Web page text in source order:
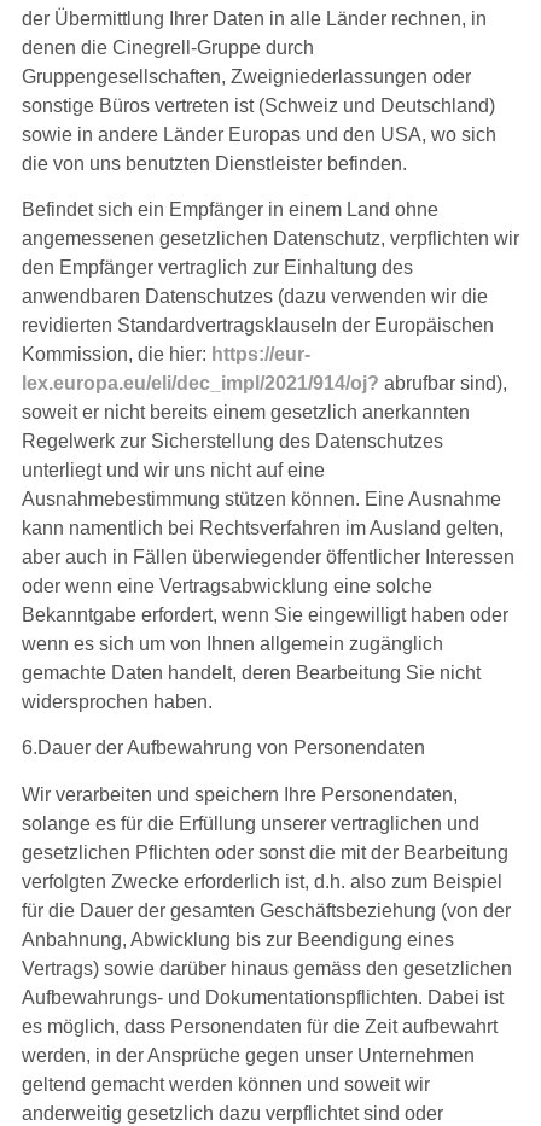
der Übermittlung Ihrer Daten in alle Länder rechnen, in
denen die Cinegrell-Gruppe durch
Gruppengesellschaften, Zweigniederlassungen oder
sonstige Büros vertreten ist (Schweiz und Deutschland)
sowie in andere Länder Europas und den USA, wo sich
die von uns benutzten Dienstleister befinden.
Befindet sich ein Empfänger in einem Land ohne
angemessenen gesetzlichen Datenschutz, verpflichten wir
den Empfänger vertraglich zur Einhaltung des
anwendbaren Datenschutzes (dazu verwenden wir die
revidierten Standardvertragsklauseln der Europäischen
Kommission, die hier: https://eur-
lex.europa.eu/eli/dec_impl/2021/914/oj? abrufbar sind),
soweit er nicht bereits einem gesetzlich anerkannten
Regelwerk zur Sicherstellung des Datenschutzes
unterliegt und wir uns nicht auf eine
Ausnahmebestimmung stützen können. Eine Ausnahme
kann namentlich bei Rechtsverfahren im Ausland gelten,
aber auch in Fällen überwiegender öffentlicher Interessen
oder wenn eine Vertragsabwicklung eine solche
Bekanntgabe erfordert, wenn Sie eingewilligt haben oder
wenn es sich um von Ihnen allgemein zugänglich
gemachte Daten handelt, deren Bearbeitung Sie nicht
widersprochen haben.
6.Dauer der Aufbewahrung von Personendaten
Wir verarbeiten und speichern Ihre Personendaten,
solange es für die Erfüllung unserer vertraglichen und
gesetzlichen Pflichten oder sonst die mit der Bearbeitung
verfolgten Zwecke erforderlich ist, d.h. also zum Beispiel
für die Dauer der gesamten Geschäftsbeziehung (von der
Anbahnung, Abwicklung bis zur Beendigung eines
Vertrags) sowie darüber hinaus gemäss den gesetzlichen
Aufbewahrungs- und Dokumentationspflichten. Dabei ist
es möglich, dass Personendaten für die Zeit aufbewahrt
werden, in der Ansprüche gegen unser Unternehmen
geltend gemacht werden können und soweit wir
anderweitig gesetzlich dazu verpflichtet sind oder